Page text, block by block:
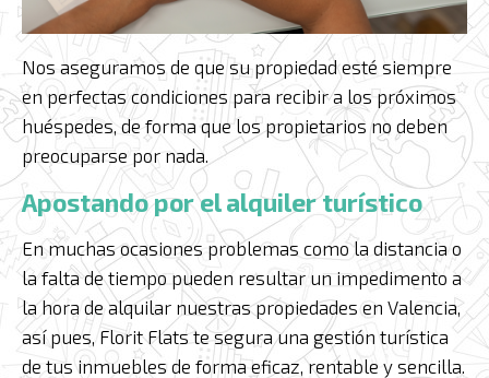
Nos aseguramos de que su propiedad esté siempre
en perfectas condiciones para recibir a los próximos
huéspedes, de forma que los propietarios no deben
preocuparse por nada.
Apostando por el alquiler turístico
En muchas ocasiones problemas como la distancia o
la falta de tiempo pueden resultar un impedimento a
la hora de alquilar nuestras propiedades en Valencia,
así pues, Florit Flats te segura una gestión turística
de tus inmuebles de forma eficaz, rentable y sencilla.